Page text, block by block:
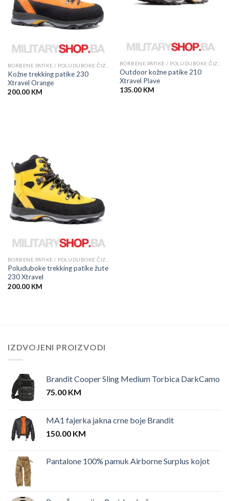
Kožne trekking patike 230
Xtravel Orange
200.00 KM
Outdoor kožne patike 210
Xtravel Plave
135.00 KM
BORBENE PATIKE / POLUDUBOKE ČIZME
Poluduboke trekking patike žute
230 Xtravel
200.00 KM
IZDVOJENI PROIZVODI
Brandit Cooper Sling Medium Torbica DarkCamo
75.00 KM
MA1 fajerka jakna crne boje Brandit
150.00 KM
Pantalone 100% pamuk Airborne Surplus kojot